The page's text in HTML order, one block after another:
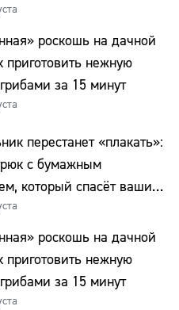
роскошь на дачной
приготовить нежную
за 15 минут
перестанет «плакать»:
с бумажным
который спасёт ваши
роскошь на дачной
приготовить нежную
за 15 минут